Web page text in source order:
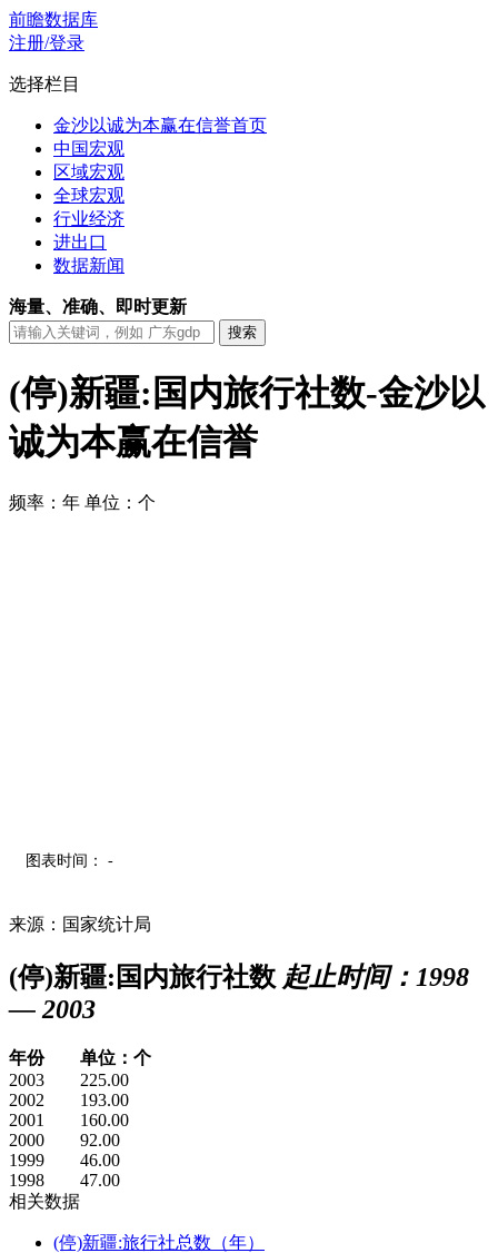
前瞻数据库
注册/登录
选择栏目
金沙以诚为本赢在信誉首页
中国宏观
区域宏观
全球宏观
行业经济
进出口
数据新闻
海量、准确、即时更新
(停)新疆:国内旅行社数-金沙以
诚为本赢在信誉
频率：年 单位：个
图表时间： -
来源：国家统计局
(停)新疆:国内旅行社数 起止时间：1998
— 2003
年份
单位：个
2003
225.00
2002
193.00
2001
160.00
2000
92.00
1999
46.00
1998
47.00
相关数据
(停)新疆:旅行社总数（年）